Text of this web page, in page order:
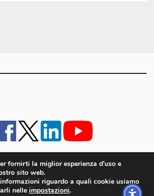
· lavora con noi
Cookie policy UE
fornirti la miglior esperienza d'uso e
sito web.
riguardo a quali cookie usiamo
nelle impostazioni.